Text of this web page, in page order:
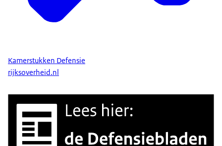
Kamerstukken Defensie
rijksoverheid.nl